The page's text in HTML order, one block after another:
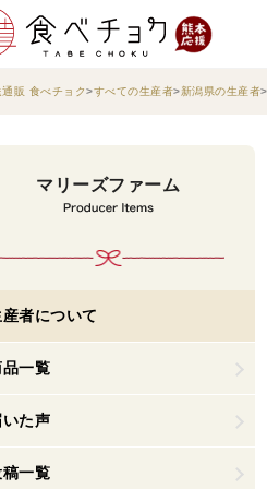
販 食べチョク すべての生産者 新潟県の生産者
マリーズファーム
者について
品一覧
いた声
稿一覧